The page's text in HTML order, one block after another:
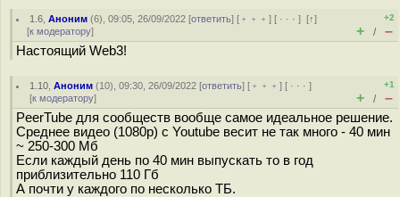
1.6 ,Аноним (6), 09:05, 26/09/2022 [ответить] [ ﹢﹢﹢] [ · · ·][↑]
[к модератору]
+2
+ / –
Настоящий Web3!
1.10 ,Аноним (10), 09:30, 26/09/2022 [ответить] [ ﹢﹢﹢] [ · · ·]
[к модератору]
+1
+ / –
PeerTube для сообществ вообще самое идеальное решение.
Среднее видео (1080p) с Youtube весит не так много - 40 мин
~ 250-300 Мб
Если каждый день по 40 мин выпускать то в год
приблизительно 110 Гб
А почти у каждого по несколько ТБ.